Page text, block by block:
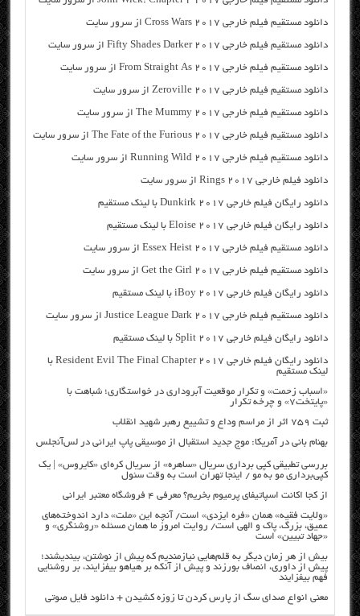
دانلود مستقیم فیلم خارجی Cross Wars 2017 از سرور سایت
دانلود مستقیم فیلم خارجی Fifty Shades Darker 2017 از سرور سایت
دانلود مستقیم فیلم خارجی From Straight As 2017 از سرور سایت
دانلود مستقیم فیلم خارجی Zeroville 2017 از سرور سایت
دانلود مستقیم فیلم خارجی The Mummy 2017 از سرور سایت
دانلود مستقیم فیلم خارجی The Fate of the Furious 2017 از سرور سایت
دانلود مستقیم فیلم خارجی Running Wild 2017 از سرور سایت
دانلود فیلم خارجی Rings 2017 از سرور سایت
دانلود رایگان فیلم خارجی Dunkirk 2017 با لینک مستقیم
دانلود رایگان فیلم خارجی Eloise 2017 با لینک مستقیم
دانلود مستقیم فیلم خارجی Essex Heist 2017 از سرور سایت
دانلود مستقیم فیلم خارجی Get the Girl 2017 از سرور سایت
دانلود رایگان فیلم خارجی iBoy 2017 با لینک مستقیم
دانلود مستقیم فیلم خارجی Justice League Dark 2017 از سرور سایت
دانلود رایگان فیلم خارجی Split 2017 با لینک مستقیم
دانلود رایگان فیلم خارجی Resident Evil The Final Chapter 2017 با
لینک مستقیم
«اسباب زحمت» و تکرار موقعیت آبروداری در خواستگاری؛ شباهت با
«پایتخت۷» و چرخه تکرار
ثبت ۷۵۹ اثر از مراسم وداع و تشییع رهبر شهید انقلاب
بهنام بانی در آمریکا: موج جدید استقبال از موسیقی پاپ ایرانی در لس‌آنجلس
بررسی تطبیقی کپی برداری سریال «ساهره» از سریال کره‌ای «کایروس» | یک
کپی‌برداری مو به مو / اینجا تهران است به وقت سئول
از کجا اکانت اسپاتیفای پرمیوم بخریم؟ معرفی ۴ فروشگاه معتبر ایرانی
«ولایت فقیه» همان «فره ایزدی» است/ آنچه این «ملت» دارد اندوخته‌های
عمیق، بزرگ، پاک و الهی است/ روایت امروز ما همان مسئله «روشنگری» و
«جهاد تبیین» است
بیش از هر زمان دیگر به قلم‌هایی نیازمندیم که پیش از نوشتن، بیندیشند؛
پیش از داوری، انصاف بورزند و پیش از آنکه بر هیاهو بیفزایند، بر روشنایی
فهم بیفزایند
معنی انواع صدای سگ از پارس کردن تا زوزه کشیدن + دانلود فایل صوتی